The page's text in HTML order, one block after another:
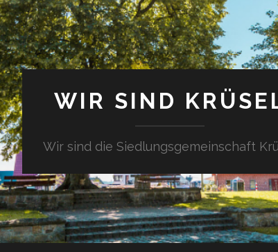
WIR SIND
Wir sind die Siedlungsgemeinschaft